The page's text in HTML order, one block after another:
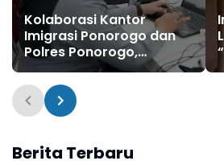
Kolaborasi Kantor
Imigrasi Ponorogo dan
Polres Ponorogo,
Hadirkan Layanan
Paspor Simpatik Dalam
Rangka HUT Ke-79
Bhayangkara
Berita Terbaru